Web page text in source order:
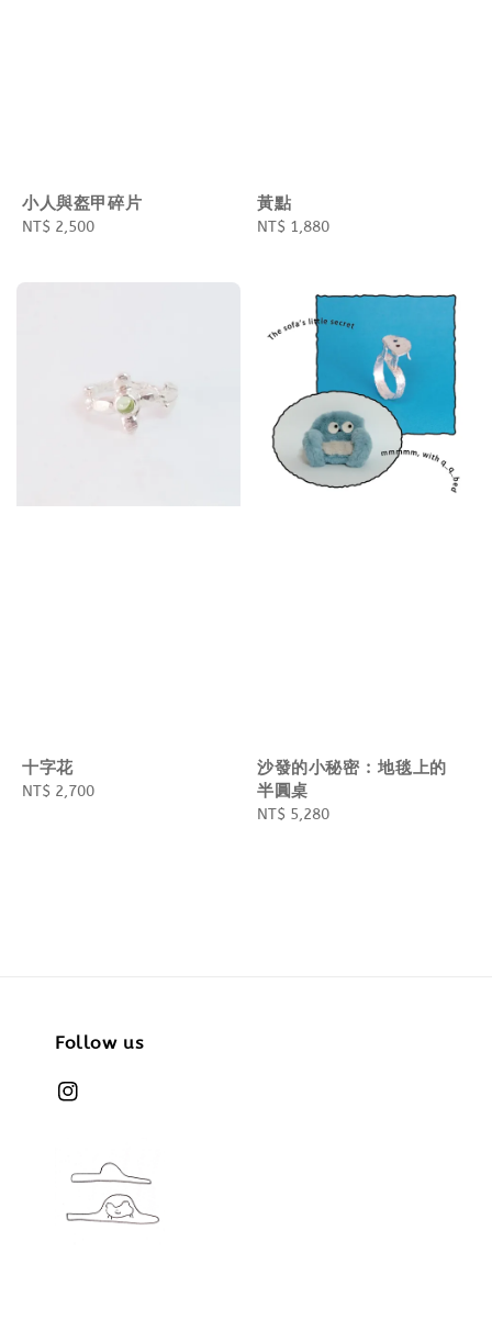
小人與盔甲碎片
Regular
NT$ 2,500
黃點
Regular
NT$ 1,880
十字花
Regular
NT$ 2,700
沙發的小秘密 : 地毯上的
半圓桌
Regular
NT$ 5,280
Follow us